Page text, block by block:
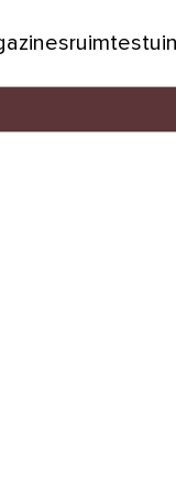
ruimtestuin